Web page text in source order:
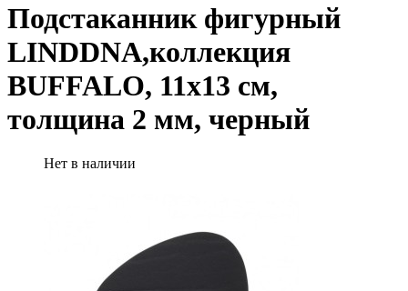
Подстаканник фигурный
LINDDNA,коллекция
BUFFALO, 11x13 см,
толщина 2 мм, черный
Нет в наличии